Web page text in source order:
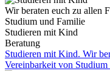
Wir beraten euch zu allen
Studium und Familie
Studieren mit Kind
Beratung
Studieren mit Kind. Wir
Vereinbarkeit von